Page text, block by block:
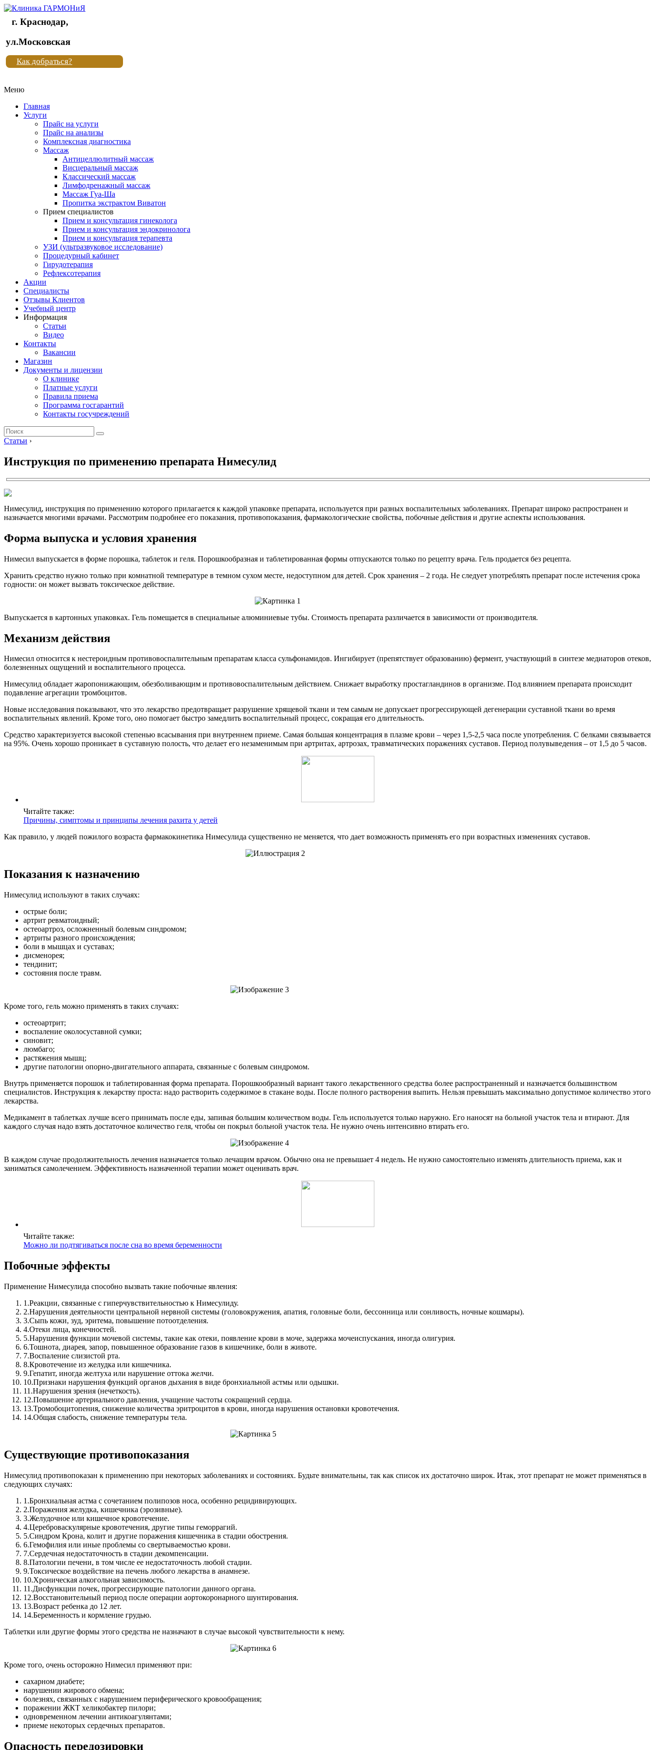
Клиника
"Новая
жизнь"
Клиника
жизнь"
г. Краснодар,
ул.Московская
Как добраться?
Меню
Главная
Услуги
Прайс на услуги
Прайс на анализы
Комплексная диагностика
Массаж
Антицеллюлитный массаж
Висцеральный массаж
Классический массаж
Лимфодренажный массаж
Массаж Гуа-Ша
Пропитка экстрактом Виватон
Прием специалистов
Прием и консультация гинеколога
Прием и консультация эндокринолога
Прием и консультация терапевта
УЗИ (ультразвуковое исследование)
Процедурный кабинет
Гирудотерапия
Рефлексотерапия
Акции
Специалисты
Отзывы Клиентов
Учебный центр
Информация
Статьи
Видео
Контакты
Вакансии
Магазин
Документы и лицензии
О клинике
Платные услуги
Правила приема
Программа госгарантий
Контакты госучреждений
Статьи ›
Инструкция по применению препарата Нимесулид
Нимесулид, инструкция по применению которого прилагается к каждой упаковке препарата, используется при разных воспалительных заболеваниях. Препарат широко распространен и
назначается многими врачами. Рассмотрим подробнее его показания, противопоказания, фармакологические свойства, побочные действия и другие аспекты использования.
Форма выпуска и условия хранения
Нимесил выпускается в форме порошка, таблеток и геля. Порошкообразная и таблетированная формы отпускаются только по рецепту врача. Гель продается без рецепта.
Хранить средство нужно только при комнатной температуре в темном сухом месте, недоступном для детей. Срок хранения – 2 года. Не следует употреблять препарат после истечения срока
годности: он может вызвать токсическое действие.
Выпускается в картонных упаковках. Гель помещается в специальные алюминиевые тубы. Стоимость препарата различается в зависимости от производителя.
Механизм действия
Нимесил относится к нестероидным противовоспалительным препаратам класса сульфонамидов. Ингибирует (препятствует образованию) фермент, участвующий в синтезе медиаторов отеков,
болезненных ощущений и воспалительного процесса.
Нимесулид обладает жаропонижающим, обезболивающим и противовоспалительным действием. Снижает выработку простагландинов в организме. Под влиянием препарата происходит
подавление агрегации тромбоцитов.
Новые исследования показывают, что это лекарство предотвращает разрушение хрящевой ткани и тем самым не допускает прогрессирующей дегенерации суставной ткани во время
воспалительных явлений. Кроме того, оно помогает быстро замедлить воспалительный процесс, сокращая его длительность.
Средство характеризуется высокой степенью всасывания при внутреннем приеме. Самая большая концентрация в плазме крови – через 1,5-2,5 часа после употребления. С белками связывается
на 95%. Очень хорошо проникает в суставную полость, что делает его незаменимым при артритах, артрозах, травматических поражениях суставов. Период полувыведения – от 1,5 до 5 часов.
Читайте также:
Причины, симптомы и принципы лечения рахита у детей
Как правило, у людей пожилого возраста фармакокинетика Нимесулида существенно не меняется, что дает возможность применять его при возрастных изменениях суставов.
Показания к назначению
Нимесулид используют в таких случаях:
острые боли;
артрит ревматоидный;
остеоартроз, осложненный болевым синдромом;
артриты разного происхождения;
боли в мышцах и суставах;
дисменорея;
тендинит;
состояния после травм.
Кроме того, гель можно применять в таких случаях:
остеоартрит;
воспаление околосуставной сумки;
синовит;
люмбаго;
растяжения мышц;
другие патологии опорно-двигательного аппарата, связанные с болевым синдромом.
Внутрь применяется порошок и таблетированная форма препарата. Порошкообразный вариант такого лекарственного средства более распространенный и назначается большинством
специалистов. Инструкция к лекарству проста: надо растворить содержимое в стакане воды. После полного растворения выпить. Нельзя превышать максимально допустимое количество этого
лекарства.
Медикамент в таблетках лучше всего принимать после еды, запивая большим количеством воды. Гель используется только наружно. Его наносят на больной участок тела и втирают. Для
каждого случая надо взять достаточное количество геля, чтобы он покрыл больной участок тела. Не нужно очень интенсивно втирать его.
В каждом случае продолжительность лечения назначается только лечащим врачом. Обычно она не превышает 4 недель. Не нужно самостоятельно изменять длительность приема, как и
заниматься самолечением. Эффективность назначенной терапии может оценивать врач.
Читайте также:
Можно ли подтягиваться после сна во время беременности
Побочные эффекты
Применение Нимесулида способно вызвать такие побочные явления:
1.Реакции, связанные с гиперчувствительностью к Нимесулиду.
2.Нарушения деятельности центральной нервной системы (головокружения, апатия, головные боли, бессонница или сонливость, ночные кошмары).
3.Сыпь кожи, зуд, эритема, повышение потоотделения.
4.Отеки лица, конечностей.
5.Нарушения функции мочевой системы, такие как отеки, появление крови в моче, задержка мочеиспускания, иногда олигурия.
6.Тошнота, диарея, запор, повышенное образование газов в кишечнике, боли в животе.
7.Воспаление слизистой рта.
8.Кровотечение из желудка или кишечника.
9.Гепатит, иногда желтуха или нарушение оттока желчи.
10.Признаки нарушения функций органов дыхания в виде бронхиальной астмы или одышки.
11.Нарушения зрения (нечеткость).
12.Повышение артериального давления, учащение частоты сокращений сердца.
13.Тромобоцитопения, снижение количества эритроцитов в крови, иногда нарушения остановки кровотечения.
14.Общая слабость, снижение температуры тела.
Существующие противопоказания
Нимесулид противопоказан к применению при некоторых заболеваниях и состояниях. Будьте внимательны, так как список их достаточно широк. Итак, этот препарат не может применяться в
следующих случаях:
1.Бронхиальная астма с сочетанием полипозов носа, особенно рецидивирующих.
2.Поражения желудка, кишечника (эрозивные).
3.Желудочное или кишечное кровотечение.
4.Цереброваскулярные кровотечения, другие типы геморрагий.
5.Синдром Крона, колит и другие поражения кишечника в стадии обострения.
6.Гемофилия или иные проблемы со свертываемостью крови.
7.Сердечная недостаточность в стадии декомпенсации.
8.Патологии печени, в том числе ее недостаточность любой стадии.
9.Токсическое воздействие на печень любого лекарства в анамнезе.
10.Хроническая алкогольная зависимость.
11.Дисфункции почек, прогрессирующие патологии данного органа.
12.Восстановительный период после операции аортокоронарного шунтирования.
13.Возраст ребенка до 12 лет.
14.Беременность и кормление грудью.
Таблетки или другие формы этого средства не назначают в случае высокой чувствительности к нему.
Кроме того, очень осторожно Нимесил применяют при:
сахарном диабете;
нарушении жирового обмена;
болезнях, связанных с нарушением периферического кровообращения;
поражении ЖКТ хеликобактер пилори;
одновременном лечении антикоагулянтами;
приеме некоторых сердечных препаратов.
Опасность передозировки